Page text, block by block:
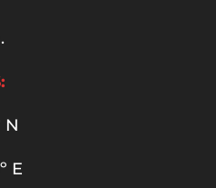
N
E